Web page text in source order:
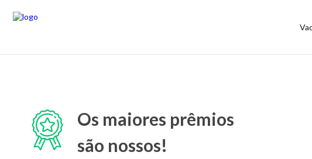
Os maiores prêmios
são nossos!